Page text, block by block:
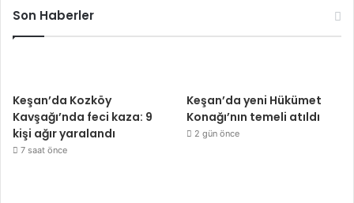
Son Haberler
Keşan’da Kozköy
Kavşağı’nda feci kaza: 9
kişi ağır yaralandı
7 saat önce
Keşan’da yeni Hükümet
Konağı’nın temeli atıldı
2 gün önce